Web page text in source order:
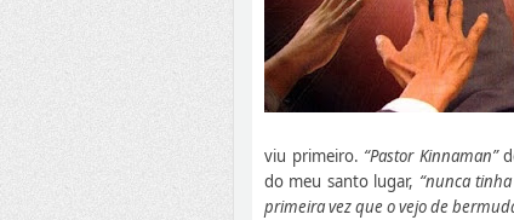
viu primeiro. “Pastor Kinnaman”
do meu santo lugar, “nunca
primeira vez que o vejo de